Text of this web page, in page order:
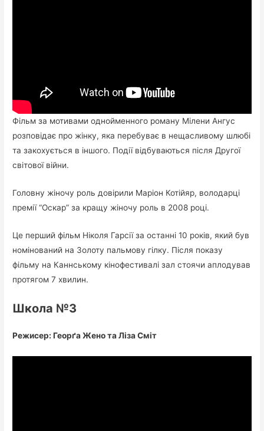
Фільм за мотивами однойменного роману Мілени Ангус
розповідає про жінку, яка перебуває в нещасливому шлюбі
та закохується в іншого. Події відбуваються після Другої
світової війни.
Головну жіночу роль довірили Маріон Котійяр, володарці
премії “Оскар” за кращу жіночу роль в 2008 році.
Це перший фільм Ніколя Гарсії за останні 10 років, який був
номінований на Золоту пальмову гілку. Після показу
фільму на Каннському кінофестивалі зал стоячи аплодував
протягом 7 хвилин.
Школа №3
Режисер: Георґа Жено та Ліза Сміт